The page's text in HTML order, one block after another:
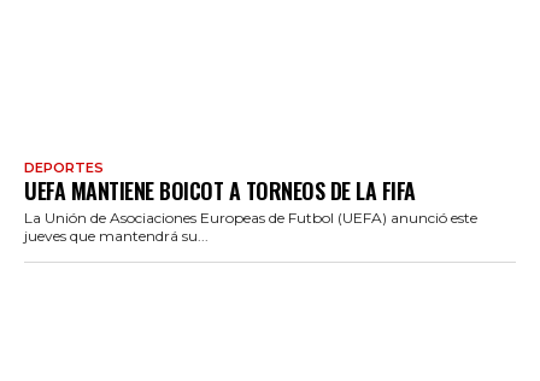
DEPORTES
UEFA MANTIENE BOICOT A TORNEOS DE LA FIFA
La Unión de Asociaciones Europeas de Futbol (UEFA) anunció este
jueves que mantendrá su...